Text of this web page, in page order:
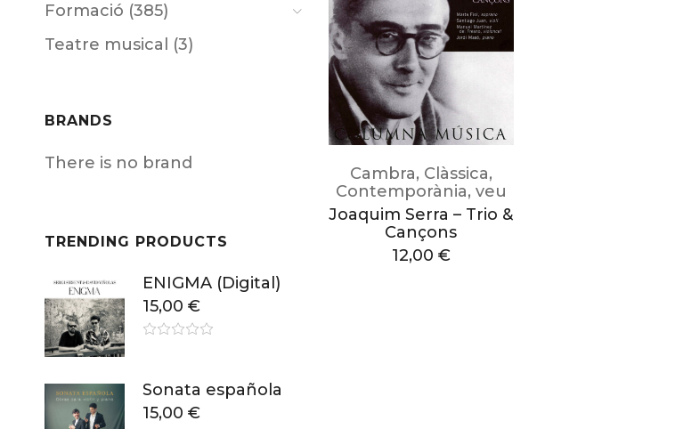
Formació (385)
Teatre musical (3)
BRANDS
There is no brand
TRENDING PRODUCTS
ENIGMA (Digital)
15,00 €
Sonata española
15,00 €
Cambra, Clàssica,
Contemporània, veu
Joaquim Serra – Trio &
Cançons
12,00 €